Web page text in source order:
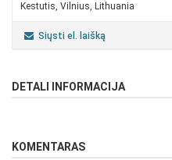
Kestutis, Vilnius, Lithuania
Siųsti el. laišką
DETALI INFORMACIJA
KOMENTARAS